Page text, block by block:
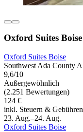
Oxford Suites Boise
Oxford Suites Boise
Southwest Ada County
9,6/10
Außergewöhnlich
(2.251 Bewertungen)
124 €
inkl. Steuern & Gebühren
23. Aug.–24. Aug.
Oxford Suites Boise